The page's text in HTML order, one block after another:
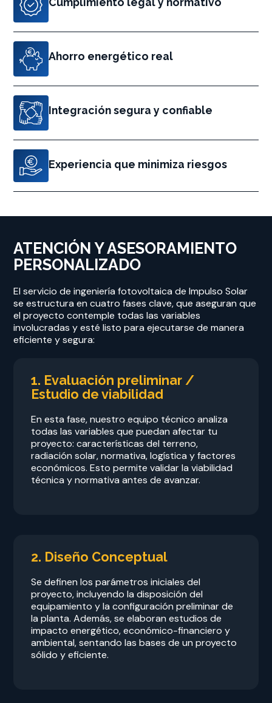
Ahorro energético real
Integración segura y confiable
Experiencia que minimiza riesgos
ATENCIÓN Y ASESORAMIENTO
PERSONALIZADO
El servicio de ingeniería fotovoltaica de Impulso Solar
se estructura en cuatro fases clave, que aseguran que
el proyecto contemple todas las variables
involucradas y esté listo para ejecutarse de manera
eficiente y segura:
1. Evaluación preliminar /
Estudio de viabilidad
En esta fase, nuestro equipo técnico analiza
todas las variables que puedan afectar tu
proyecto: características del terreno,
radiación solar, normativa, logística y factores
económicos. Esto permite validar la viabilidad
técnica y normativa antes de avanzar.
2. Diseño Conceptual
Se definen los parámetros iniciales del
proyecto, incluyendo la disposición del
equipamiento y la configuración preliminar de
la planta. Además, se elaboran estudios de
impacto energético, económico-financiero y
ambiental, sentando las bases de un proyecto
sólido y eficiente.